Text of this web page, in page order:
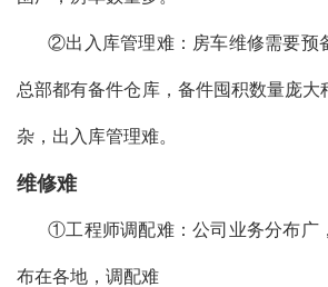
②出入库管理难：房车维修需要预
总部都有备件仓库，备件囤积数量庞大
杂，出入库管理难。
维修难
①工程师调配难：公司业务分布广
布在各地，调配难